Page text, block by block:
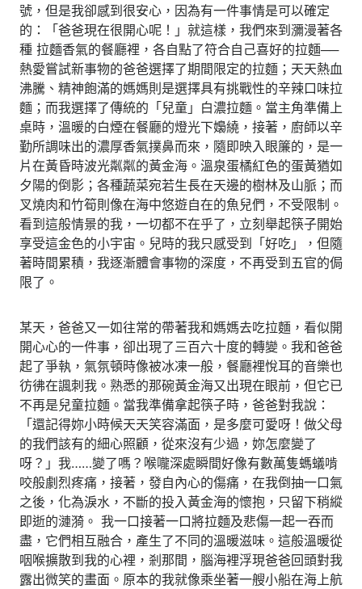
號，但是我卻感到很安心，因為有一件事情是可以確定
的：「爸爸現在很開心呢！」就這樣，我們來到瀰漫著各
種 拉麵香氣的餐廳裡，各自點了符合自己喜好的拉麵──
熱愛嘗試新事物的爸爸選擇了期間限定的拉麵；天天熱血
沸騰、精神飽滿的媽媽則是選擇具有挑戰性的辛辣口味拉
麵；而我選擇了傳統的「兒童」白濃拉麵。當主角準備上
桌時，溫暖的白煙在餐廳的燈光下嬝繞，接著，廚師以辛
勤所調味出的濃厚香氣撲鼻而來，隨即映入眼簾的，是一
片在黃昏時波光粼粼的黃金海。溫泉蛋橘紅色的蛋黃猶如
夕陽的倒影；各種蔬菜宛若生長在天邊的樹林及山脈；而
叉燒肉和竹筍則像在海中悠遊自在的魚兒們，不受限制。
看到這般情景的我，一切都不在乎了，立刻舉起筷子開始
享受這金色的小宇宙。兒時的我只感受到「好吃」，但隨
著時間累積，我逐漸體會事物的深度，不再受到五官的侷
限了。
某天，爸爸又一如往常的帶著我和媽媽去吃拉麵，看似開
開心心的一件事，卻出現了三百六十度的轉變。我和爸爸
起了爭執，氣氛頓時像被冰凍一般，餐廳裡悅耳的音樂也
彷彿在諷刺我。熟悉的那碗黃金海又出現在眼前，但它已
不再是兒童拉麵。當我準備拿起筷子時，爸爸對我說：
「還記得妳小時候天天笑容滿面，是多麼可愛呀！做父母
的我們該有的細心照顧，從來沒有少過，妳怎麼變了
呀？」我……變了嗎？喉嚨深處瞬間好像有數萬隻螞蟻啃
咬般劇烈疼痛，接著，發自內心的傷痛，在我倒抽一口氣
之後，化為淚水，不斷的投入黃金海的懷抱，只留下稍縱
即逝的漣漪。 我一口接著一口將拉麵及悲傷一起一吞而
盡，它們相互融合，產生了不同的溫暖滋味。這般溫暖從
咽喉擴散到我的心裡，剎那間，腦海裡浮現爸爸回頭對我
露出微笑的畫面。原本的我就像乘坐著一艘小船在海上航